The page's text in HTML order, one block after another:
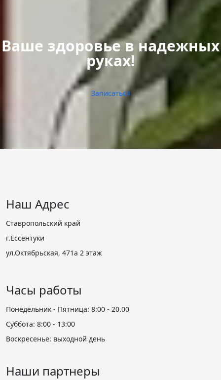
Ваше здоровье в надежных
руках!
Записаться
Наш Адрес
Ставропольский край
г.Ессентуки
ул.Октябрьская, 471а 2 этаж
Часы работы
Понедельник - Пятница: 8:00 - 20.00
Суббота: 8:00 - 13:00
Воскресенье: выходной день
Наши партнеры